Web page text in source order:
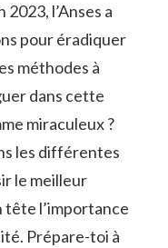
l’Anses a
pour éradiquer
méthodes à
dans cette
miraculeux ?
les différentes
le meilleur
l’importance
Prépare-toi à